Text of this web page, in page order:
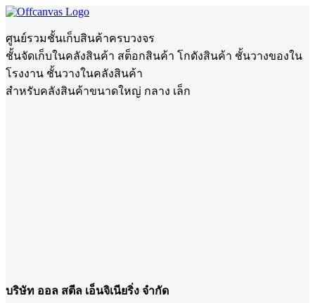
ศูนย์รวมชั้นเก็บสินค้าครบวงจร
ชั้นจัดเก็บในคลังสินค้า สต็อกสินค้า โกดังสินค้า ชั้นวางของใน
โรงงาน ชั้นวางในคลังสินค้า
สำหรับคลังสินค้าขนาดใหญ่ กลาง เล็ก
บริษัท ออล สตีล เอ็นจิเนียริ่ง จำกัด